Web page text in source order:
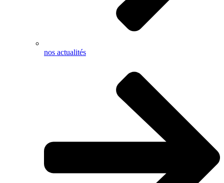
nos actualités